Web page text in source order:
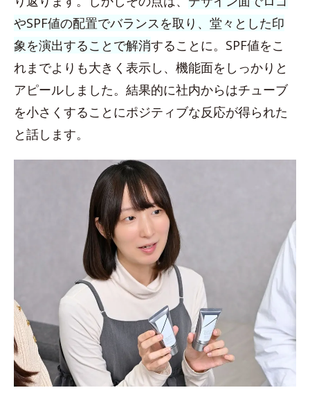
やSPF値の配置でバランスを取り、堂々とした印
象を演出することで解消することに。SPF値をこ
れまでよりも大きく表示し、機能面をしっかりと
アピールしました。結果的に社内からはチューブ
を小さくすることにポジティブな反応が得られた
と話します。